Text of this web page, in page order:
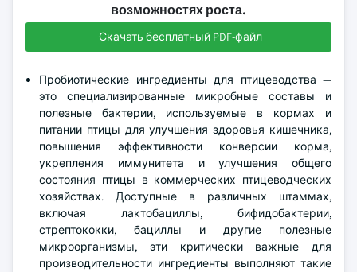
возможностях роста.
Скачать бесплатный PDF-файл
Пробиотические ингредиенты для птицеводства —
это специализированные микробные составы и
полезные бактерии, используемые в кормах и
питании птицы для улучшения здоровья кишечника,
повышения эффективности конверсии корма,
укрепления иммунитета и улучшения общего
состояния птицы в коммерческих птицеводческих
хозяйствах. Доступные в различных штаммах,
включая лактобациллы, бифидобактерии,
стрептококки, бациллы и другие полезные
микроорганизмы, эти критически важные для
производительности ингредиенты выполняют такие